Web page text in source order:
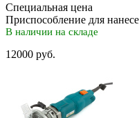
Специальная цена
Приспособление для
В наличии на складе
12000 руб.